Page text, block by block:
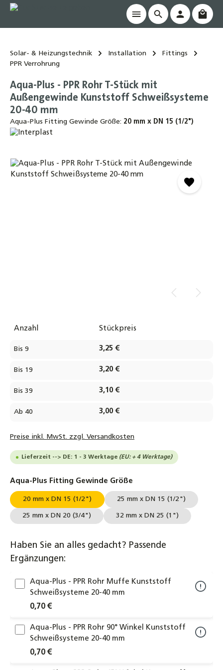
springen
Solar- & Heizungstechnik Installation
Fittings
PPR Verrohrung
Aqua-Plus - PPR Rohr T-Stück mit
Außengewinde Kunststoff Schweißsysteme
20-40 mm
Aqua-Plus Fitting Gewinde Größe: 20 mm x DN 15 (1/2")
Bildergalerie überspringen
Anzahl Stückpreis
Bis 9 3,25 €
Bis 19 3,20 €
Bis 39 3,10 €
Ab 40 3,00 €
Preise inkl. MwSt. zzgl. Versandkosten
Lieferzeit --> DE: 1 - 3 Werktage (EU: + 4 Werktage)
Aqua-Plus Fitting Gewinde Größe
20 mm x DN 15 (1/2") 25 mm x DN 15 (1/2")
25 mm x DN 20 (3/4") 32 mm x DN 25 (1")
Haben Sie an alles gedacht? Passende
Ergänzungen:
Aqua-Plus - PPR Rohr Muffe Kunststoff
Schweißsysteme 20-40 mm
0,70 €
Aqua-Plus - PPR Rohr 90° Winkel Kunststoff
Schweißsysteme 20-40 mm
0,70 €